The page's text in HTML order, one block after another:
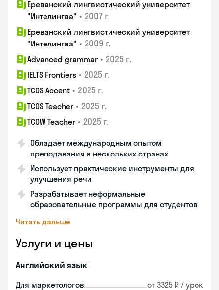
Ереванский лингвистический университет
"Интелингва" • 2007 г.
Ереванский лингвистический университет
"Интелингва" • 2009 г.
Advanced grammar • 2025 г.
IELTS Frontiers • 2025 г.
TCOS Accent • 2025 г.
TCOS Teacher • 2025 г.
TCOW Teacher • 2025 г.
Обладает международным опытом
преподавания в нескольких странах
Использует практические инструменты для
улучшения речи
Разрабатывает неформальные
образовательные программы для студентов
Читать дальше
Услуги и цены
Английский язык
Для маркетологов от 3325 ₽ / урок